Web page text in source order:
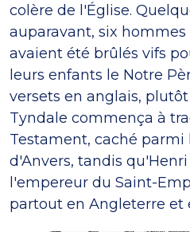
colère de l'Église.
auparavant, six
avaient été brûlés vifs
leurs enfants le Notre
versets en anglais,
Tyndale commença à
Testament, caché parmi
d'Anvers, tandis
l'empereur du Saint-
partout en Angleterre et